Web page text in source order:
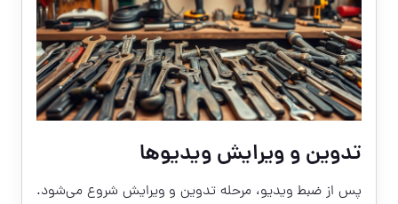
تدوین و ویرایش ویدیوها
پس از ضبط ویدیو، مرحله تدوین و ویرایش شروع می‌شود.